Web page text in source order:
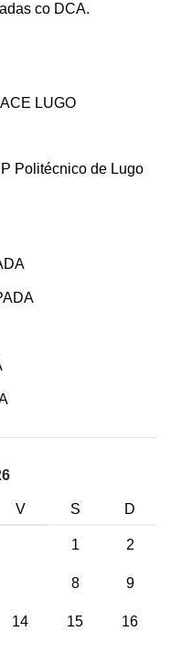
co DCA.
LUGO
Politécnico de Lugo
V S D
1 2
8 9
14 15 16